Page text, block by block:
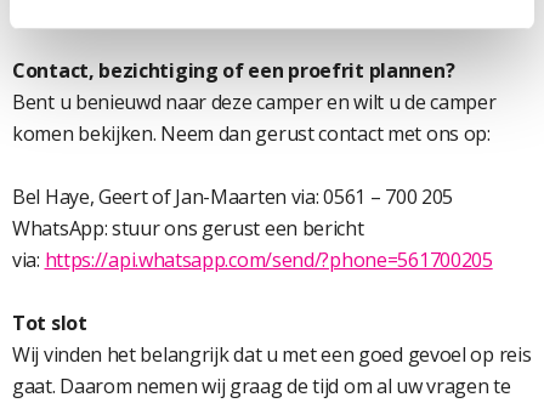
Contact, bezichtiging of een proefrit plannen?
Bent u benieuwd naar deze camper en wilt u de camper
komen bekijken. Neem dan gerust contact met ons op:
Bel Haye, Geert of Jan-Maarten via: 0561 – 700 205
WhatsApp: stuur ons gerust een bericht
via: https://api.whatsapp.com/send/?phone=561700205
Tot slot
Wij vinden het belangrijk dat u met een goed gevoel op reis
gaat. Daarom nemen wij graag de tijd om al uw vragen te